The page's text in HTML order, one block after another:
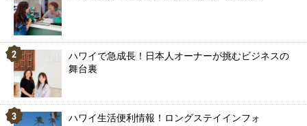
ハワイで急成長！日本人オーナーが挑むビジネスの
舞台裏
ハワイ生活便利情報！ロングステイインフォ